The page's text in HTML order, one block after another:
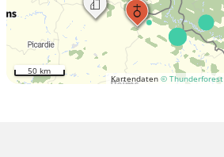
Kartendaten © Thunderforest
50 km